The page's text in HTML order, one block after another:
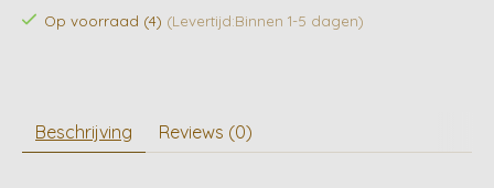
Op voorraad (4) (Levertijd:Binnen 1-5 dagen)
Beschrijving Reviews (0)